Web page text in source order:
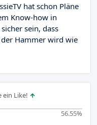
hat schon Pläne
Know-how in
sein, dass
der Hammer wird wie
ein Like!
56.55%